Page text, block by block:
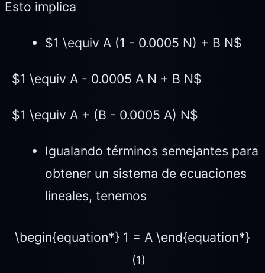
Esto implica
$1 \equiv A (1 - 0.0005 N) + B N$
$1 \equiv A - 0.0005 A N + B N$
$1 \equiv A + (B - 0.0005 A) N$
Igualando términos semejantes para
obtener un sistema de ecuaciones
lineales, tenemos
\begin{equation*} 1 = A \end{equation*}
(1)